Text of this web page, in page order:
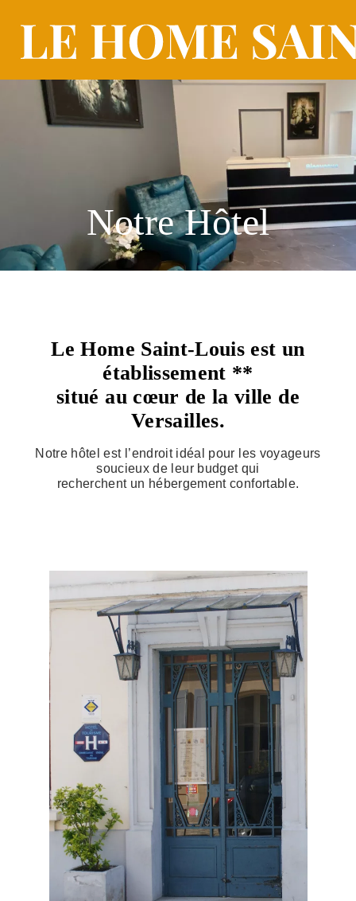
Notre Hôtel
Le Home Saint-Louis est un
établissement **
situé au cœur de la ville de
Versailles.
Notre hôtel est l’endroit idéal pour les voyageurs
soucieux de leur budget qui
recherchent un hébergement confortable.